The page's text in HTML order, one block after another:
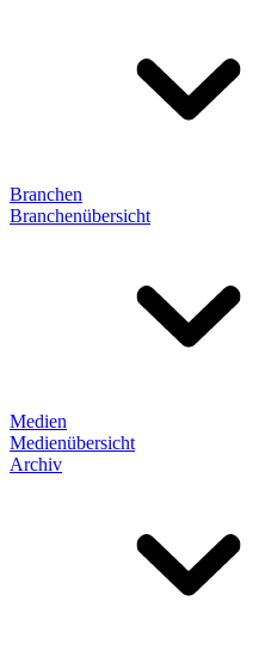
Branchen
Branchenübersicht
Medien
Medienübersicht
Archiv